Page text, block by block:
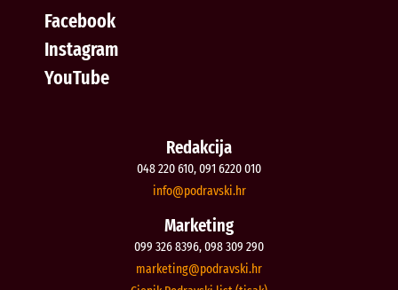
Facebook
Instagram
YouTube
Redakcija
048 220 610, 091 6220 010
rh.iksvardop
@ofni
Marketing
099 326 8396, 098 309 290
rh.iksvardop
@gnitekram